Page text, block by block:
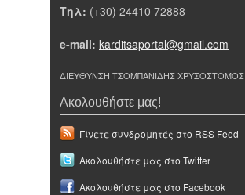
Τηλ: (+30) 24410 72888
e-mail: karditsaportal@gmail.com
ΔΙΕΥΘΥΝΣΗ ΤΣΟΜΠΑΝΙΔΗΣ ΧΡΥΣΟΣΤΟΜΟΣ
Ακολουθήστε μας!
Γίνετε συνδρομητές στο RSS Feed
Ακολουθήστε μας στο Twitter
Ακολουθήστε μας στο Facebook